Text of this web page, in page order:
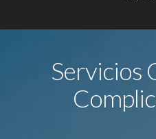
Servicios